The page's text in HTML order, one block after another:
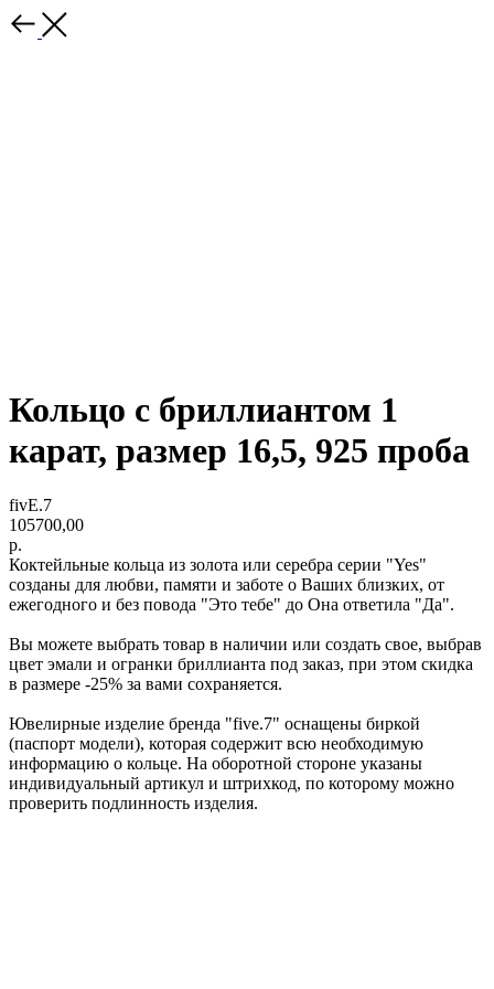
Кольцо с бриллиантом 1
карат, размер 16,5, 925 проба
fivE.7
105700,00
р.
Коктейльные кольца из золота или серебра серии "Yes"
созданы для любви, памяти и заботе о Ваших близких, от
ежегодного и без повода "Это тебе" до Она ответила "Да".
Вы можете выбрать товар в наличии или создать свое, выбрав
цвет эмали и огранки бриллианта под заказ, при этом скидка
в размере -25% за вами сохраняется.
Ювелирные изделие бренда "five.7" оснащены биркой
(паспорт модели), которая содержит всю необходимую
информацию о кольце. На оборотной стороне указаны
индивидуальный артикул и штрихкод, по которому можно
проверить подлинность изделия.